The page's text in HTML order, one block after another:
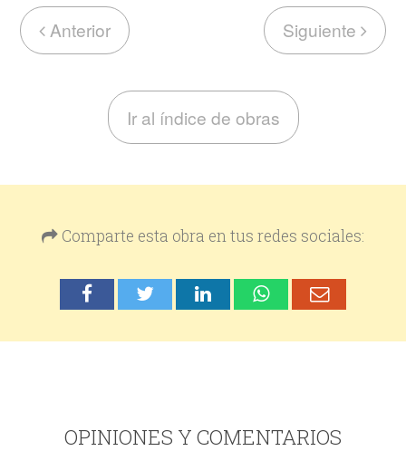
Anterior Siguiente
Ir al índice de obras
Comparte esta obra en tus redes sociales:
OPINIONES Y COMENTARIOS